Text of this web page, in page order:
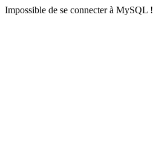
Impossible de se connecter à MySQL !